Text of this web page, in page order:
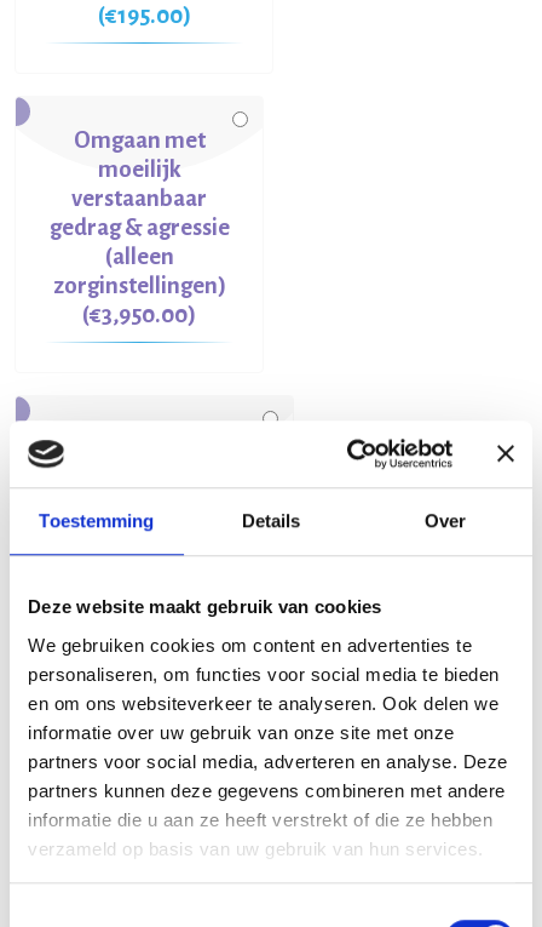
Toestemming Details Over
Deze website maakt gebruik van cookies
We gebruiken cookies om content en advertenties te
personaliseren, om functies voor social media te bieden
en om ons websiteverkeer te analyseren. Ook delen we
informatie over uw gebruik van onze site met onze
partners voor social media, adverteren en analyse. Deze
partners kunnen deze gegevens combineren met andere
informatie die u aan ze heeft verstrekt of die ze hebben
verzameld op basis van uw gebruik van hun services.
(€195.00)
Omgaan met
moeilijk
verstaanbaar
gedrag & agressie
(alleen
zorginstellingen)
(€3,950.00)
ZORGINSTELLINGEN
- Medicatieveiligheid
verstrekken (met
bijeenkomst)
ZORGINSTELLINGEN -
Nascholingsbijeenkomst
Medicatieveiligheid en
medicatie verstrekken
(€1,950.00)